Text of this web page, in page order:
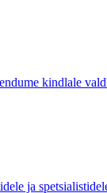
kindlale
ja